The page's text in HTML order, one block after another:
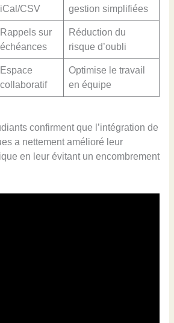
iCal/CSV
gestion simplifiées
Rappels sur
échéances
Réduction du
risque d’oubli
Espace
collaboratif
Optimise le travail
en équipe
confirment que l’intégration de
a nettement amélioré leur
en leur évitant un encombrement